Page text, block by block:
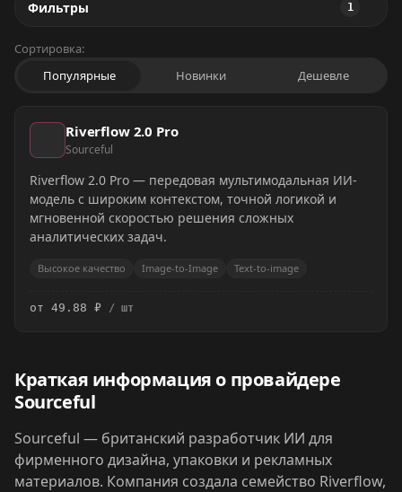
Фильтры 1
Сортировка:
Популярные
Новинки Дешевле
Riverflow 2.0 Pro
Sourceful
Riverflow 2.0 Pro — передовая мультимодальная ИИ-
модель с широким контекстом, точной логикой и
мгновенной скоростью решения сложных
аналитических задач.
Высокое качество Image-to-Image Text-to-image
от 49.88 ₽ / шт
Краткая информация о провайдере
Sourceful
Sourceful — британский разработчик ИИ для
фирменного дизайна, упаковки и рекламных
материалов. Компания создала семейство Riverflow,